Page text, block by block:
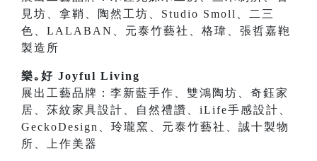
見坊、拿鞘、陶然工坊、Studio Smoll、二三
色、LALABAN、元泰竹藝社、格瑋、張哲嘉鞄
製造所
樂｡好 Joyful Living
展出工藝品牌：李新藍手作、雙鴻陶坊、奇鈺家
居、莯紋家具設計、自然禮讚、iLife手感設計、
GeckoDesign、玲瓏窯、元泰竹藝社、誠十製物
所、上作美器